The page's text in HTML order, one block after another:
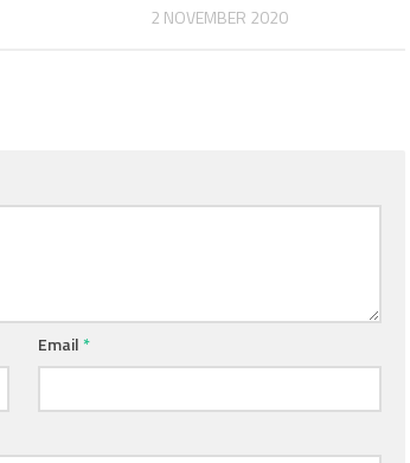
2 NOVEMBER 2020
Email *